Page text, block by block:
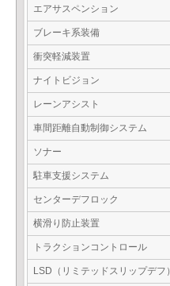
エアサスペンション
ブレーキ系装備
衝突軽減装置
ナイトビジョン
レーンアシスト
車間距離自動制御システム
ソナー
駐車支援システム
センターデフロック
横滑り防止装置
トラクションコントロール
LSD（リミテッドスリップデフ）